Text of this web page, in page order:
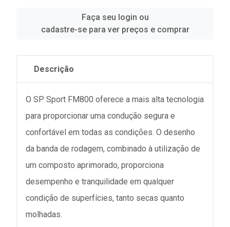
Faça seu login ou
cadastre-se para ver preços e comprar
Descrição
O SP Sport FM800 oferece a mais alta tecnologia
para proporcionar uma condução segura e
confortável em todas as condições. O desenho
da banda de rodagem, combinado à utilização de
um composto aprimorado, proporciona
desempenho e tranquilidade em qualquer
condição de superfícies, tanto secas quanto
molhadas.